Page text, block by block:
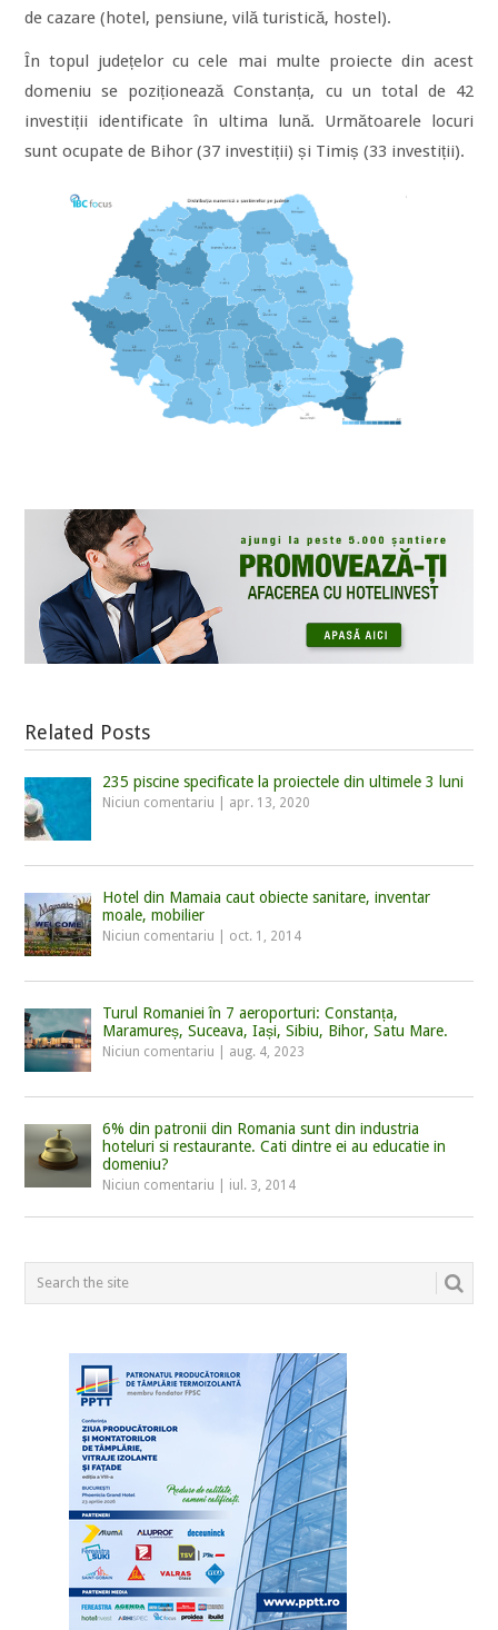
de cazare (hotel, pensiune, vilă turistică, hostel).
În topul județelor cu cele mai multe proiecte din acest
domeniu se poziționează Constanța, cu un total de 42
investiții identificate în ultima lună. Următoarele locuri
sunt ocupate de Bihor (37 investiții) și Timiș (33 investiții).
Related Posts
235 piscine specificate la proiectele din ultimele 3 luni
Niciun comentariu apr. 13, 2020
Hotel din Mamaia caut obiecte sanitare, inventar
moale, mobilier
Niciun comentariu oct. 1, 2014
Turul Romaniei în 7 aeroporturi: Constanța,
Maramureș, Suceava, Iași, Sibiu, Bihor, Satu Mare.
Niciun comentariu aug. 4, 2023
6% din patronii din Romania sunt din industria
hoteluri si restaurante. Cati dintre ei au educatie in
domeniu?
Niciun comentariu iul. 3, 2014